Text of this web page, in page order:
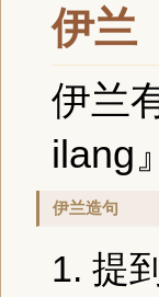
伊兰
伊兰
ilang
伊兰造句
1. 提